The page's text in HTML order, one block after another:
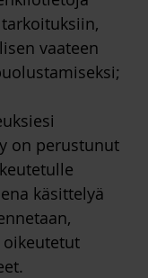
vaateen
on perustunut
käsittelyä